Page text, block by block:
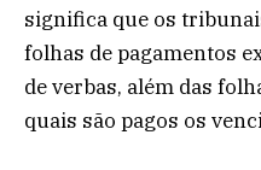
significa que os
folhas de pagamentos
de verbas, além das
quais são pagos os